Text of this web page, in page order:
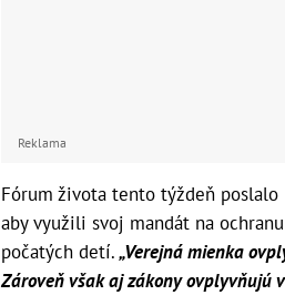
Reklama
Fórum života tento týždeň poslalo
aby využili svoj mandát na
počatých detí.„Verejná mienka
Zároveň však aj zákony ovplyvňujú